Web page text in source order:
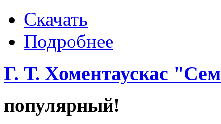
Скачать
Подробнее
Г. Т. Хоментаускас
популярный!